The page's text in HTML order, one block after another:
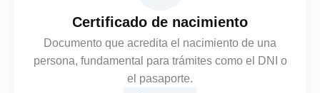
Certificado de nacimiento
Documento que acredita el nacimiento de una
persona, fundamental para trámites como el DNI o
el pasaporte.